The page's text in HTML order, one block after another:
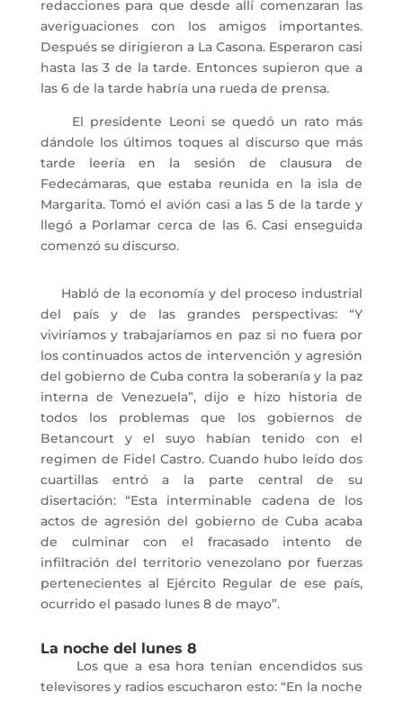
redacciones para que desde allí comenzaran las
averiguaciones con los amigos importantes.
Después se dirigieron a La Casona. Esperaron casi
hasta las 3 de la tarde. Entonces supieron que a
las 6 de la tarde habría una rueda de prensa.
El presidente Leoni se quedó un rato más
dándole los últimos toques al discurso que más
tarde leería en la sesión de clausura de
Fedecámaras, que estaba reunida en la isla de
Margarita. Tomó el avión casi a las 5 de la tarde y
llegó a Porlamar cerca de las 6. Casi enseguida
comenzó su discurso.
Habló de la economía y del proceso industrial
del país y de las grandes perspectivas: “Y
viviríamos y trabajaríamos en paz si no fuera por
los continuados actos de intervención y agresión
del gobierno de Cuba contra la soberanía y la paz
interna de Venezuela”, dijo e hizo historia de
todos los problemas que los gobiernos de
Betancourt y el suyo habían tenido con el
regimen de Fidel Castro. Cuando hubo leído dos
cuartillas entró a la parte central de su
disertación: “Esta interminable cadena de los
actos de agresión del gobierno de Cuba acaba
de culminar con el fracasado intento de
infiltración del territorio venezolano por fuerzas
pertenecientes al Ejército Regular de ese país,
ocurrido el pasado lunes 8 de mayo”.
La noche del lunes 8
Los que a esa hora tenían encendidos sus
televisores y radios escucharon esto: “En la noche